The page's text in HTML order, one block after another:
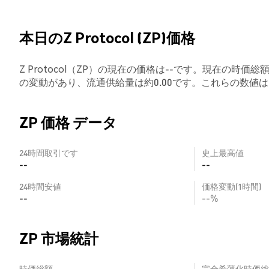
本日のZ Protocol (ZP)価格
Z Protocol（ZP）の現在の価格は--です。現在の時価
の変動があり、流通供給量は約0.00です。これらの数値
ZP 価格 データ
24時間取引です
--
史上最高値
--
24時間安値
--
価格変動(1時間)
--%
ZP 市場統計